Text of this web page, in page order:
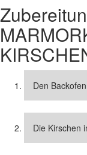
Den
Die Kirschen